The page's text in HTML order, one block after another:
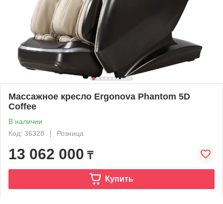
Массажное кресло Ergonova Phantom 5D
Coffee
В наличии
Код: 36328
Розница
13 062 000 ₸
Купить